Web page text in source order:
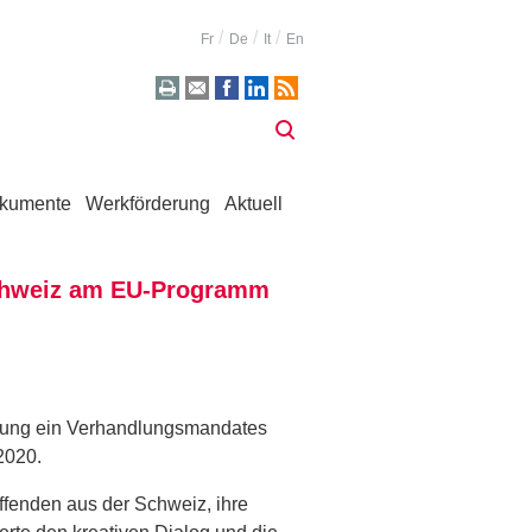
Fr De It En
Werkförderung Aktuell
am EU-Programm
ein Verhandlungsmandates
aus der Schweiz, ihre